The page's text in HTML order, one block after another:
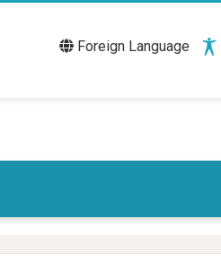
Foreign Language